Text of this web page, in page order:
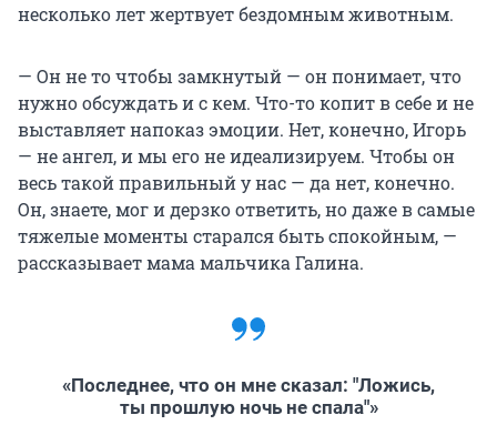
несколько лет жертвует бездомным животным.
— Он не то чтобы замкнутый — он понимает, что
нужно обсуждать и с кем. Что-то копит в себе и не
выставляет напоказ эмоции. Нет, конечно, Игорь
— не ангел, и мы его не идеализируем. Чтобы он
весь такой правильный у нас — да нет, конечно.
Он, знаете, мог и дерзко ответить, но даже в самые
тяжелые моменты старался быть спокойным, —
рассказывает мама мальчика Галина.
«Последнее, что он мне сказал: "Ложись,
ты прошлую ночь не спала"»